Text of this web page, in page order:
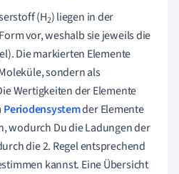
(H2) liegen in der
vor, weshalb sie jeweils die
Die markierten Elemente
sondern als
Wertigkeiten der Elemente
Periodensystemder Elemente
wodurch Du die Ladungen der
die 2. Regel entsprechend
kannst. Eine Übersicht